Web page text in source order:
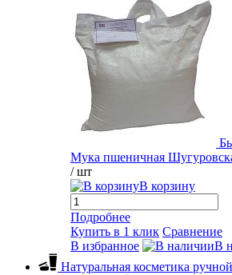
Мука пшеничная
/ шт
В корзину
Подробнее
Купить в 1 клик Сравнение
В избранное
В
Натуральная косметика